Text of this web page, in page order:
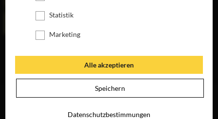
DIGITAL
Statistik
Marketing
Alle akzeptieren
Speichern
Datenschutzbestimmungen